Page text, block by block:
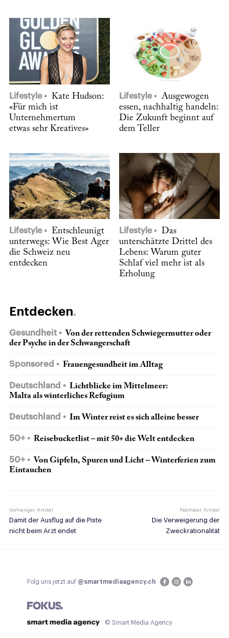
Lifestyle
Kate Hudson:
«Für mich ist
Unternehmertum
etwas sehr Kreatives»
Lifestyle
Ausgewogen
essen, nachhaltig handeln:
Die Zukunft beginnt auf
dem Teller
Lifestyle
Entschleunigt
unterwegs: Wie Best Ager
die Schweiz neu
entdecken
Lifestyle
Das
unterschätzte Drittel des
Lebens: Warum guter
Schlaf viel mehr ist als
Erholung
Entdecken
Gesundheit
Von der rettenden Schwiegermutter oder
der Psyche in der Schwangerschaft
Sponsored Frauengesundheit im Alltag
Deutschland
Lichtblicke im Mittelmeer:
Malta als winterliches Refugium
Deutschland Im Winter reist es sich alleine besser
50+ Reisebucketlist – mit 50+ die Welt entdecken
50+
Von Gipfeln, Spuren und Licht – Winterferien zum
Eintauchen
Vorheriger Artikel
Damit der Ausflug auf die Piste
nicht beim Arzt endet
Nächster Artikel
Die Verweigerung der
Zweckrationalität
Folg uns jetzt auf @smartmediaagency.ch
© Smart Media Agency